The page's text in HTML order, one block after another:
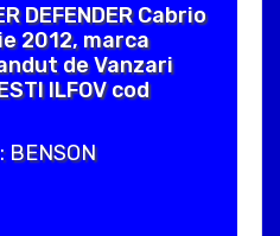
DEFENDER Cabrio
2012, marca
de Vanzari
ILFOV cod